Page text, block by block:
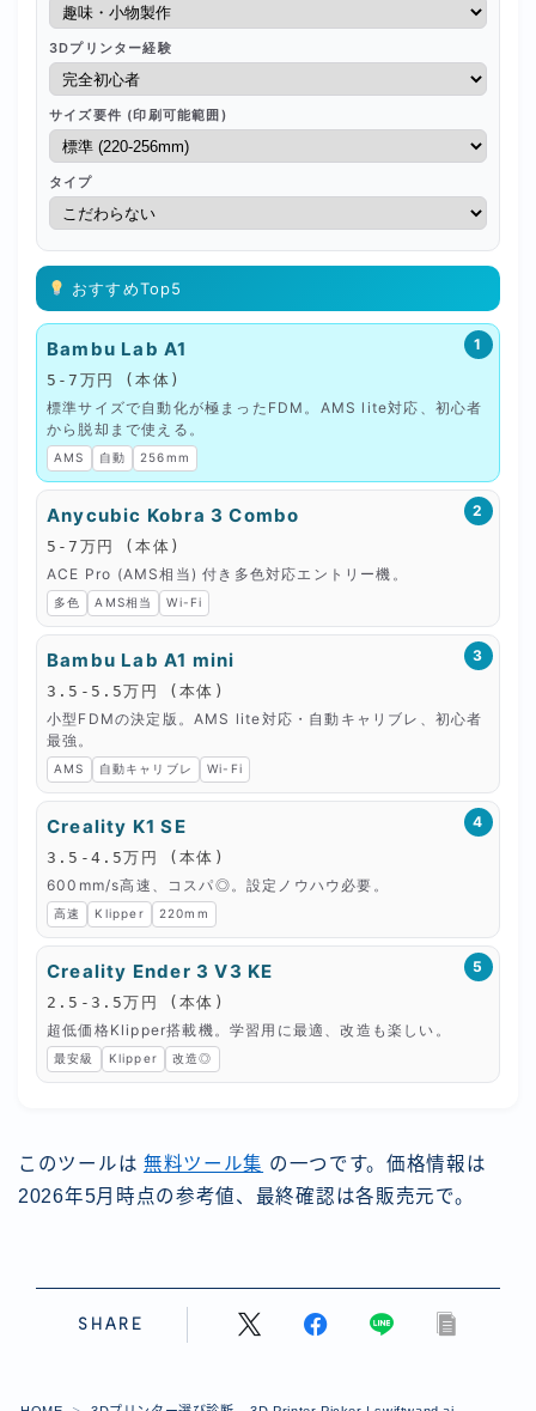
3Dプリンター経験
サイズ要件 (印刷可能範囲)
タイプ
おすすめTop5
1
Bambu Lab A1
5-7万円 (本体)
標準サイズで自動化が極まったFDM。AMS lite対応、初心者
から脱却まで使える。
AMS 自動 256mm
2
Anycubic Kobra 3 Combo
5-7万円 (本体)
ACE Pro (AMS相当) 付き多色対応エントリー機。
多色 AMS相当 Wi-Fi
3
Bambu Lab A1 mini
3.5-5.5万円 (本体)
小型FDMの決定版。AMS lite対応・自動キャリブレ、初心者
最強。
AMS 自動キャリブレ Wi-Fi
4
Creality K1 SE
3.5-4.5万円 (本体)
600mm/s高速、コスパ◎。設定ノウハウ必要。
高速 Klipper 220mm
5
Creality Ender 3 V3 KE
2.5-3.5万円 (本体)
超低価格Klipper搭載機。学習用に最適、改造も楽しい。
最安級 Klipper 改造◎
このツールは 無料ツール集 の一つです。価格情報は
2026年5月時点の参考値、最終確認は各販売元で。
SHARE